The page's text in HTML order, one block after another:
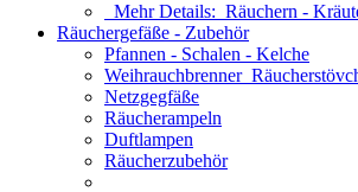
Mehr Details: Räuchern -
Räuchergefäße - Zubehör
Pfannen - Schalen - Kelche
Netzgegfäße
Räucherampeln
Duftlampen
Räucherzubehör